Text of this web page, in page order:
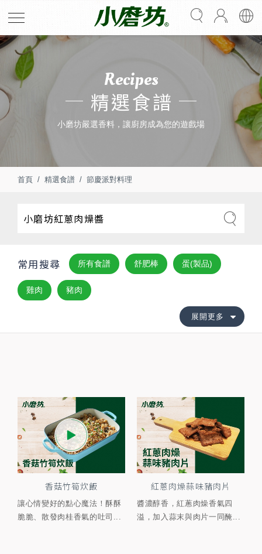
Recipes
精選食譜
小磨坊嚴選香料，讓廚房成為您的遊戲場
首頁 精選食譜 節慶派對料理
常用搜尋 所有食譜 舒肥棒 蛋(製品)
雞肉 豬肉
展開更多
香菇竹筍炊飯
讓心情變好的點心魔法！酥酥
脆脆、散發肉桂香氣的吐司...
紅蔥肉燥蒜味豬肉片
醬濃醇香，紅蔥肉燥香氣四
溢，加入蒜末與肉片一同醃...